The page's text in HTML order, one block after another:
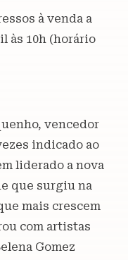
à venda a
às 10h (horário
vencedor
indicado ao
liderado a nova
que surgiu na
mais crescem
com artistas
Gomez